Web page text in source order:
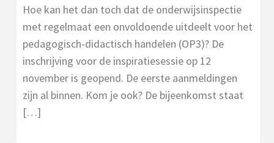
Hoe kan het dan toch dat de onderwijsinspectie
met regelmaat een onvoldoende uitdeelt voor het
pedagogisch-didactisch handelen (OP3)? De
inschrijving voor de inspiratiesessie op 12
november is geopend. De eerste aanmeldingen
zijn al binnen. Kom je ook? De bijeenkomst staat
[…]